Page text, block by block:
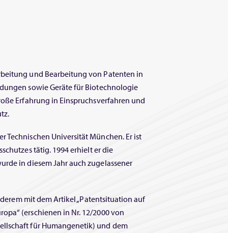
und Bearbeitung von Patenten in
sowie Geräte für Biotechnologie
Erfahrung in Einspruchsverfahren und
Technischen Universität München. Er ist
tätig. 1994 erhielt er die
in diesem Jahr auch zugelassener
mit dem Artikel „Patentsituation auf
(erschienen in Nr. 12/2000 von
für Humangenetik) und dem